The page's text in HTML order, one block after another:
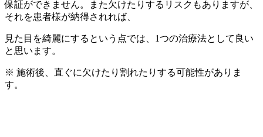
保証ができません。また欠けたりするリスクもありますが、
それを患者様が納得されれば、
見た目を綺麗にするという点では、1つの治療法として良い
と思います。
※ 施術後、直ぐに欠けたり割れたりする可能性がありま
す。